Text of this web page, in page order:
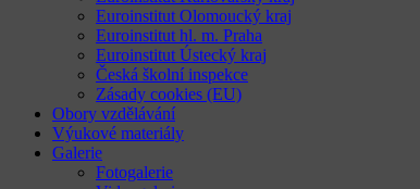
Euroinstitut Olomoucký kraj
Euroinstitut hl. m. Praha
Euroinstitut Ústecký kraj
Česká školní inspekce
Zásady cookies (EU)
Obory vzdělávání
Výukové materiály
Galerie
Fotogalerie